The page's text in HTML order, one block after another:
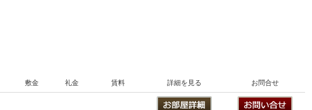
敷金 礼金 賃料 詳細を見る お問合せ